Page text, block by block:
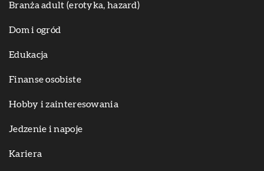
Branża adult (erotyka, hazard)
Dom i ogród
Edukacja
Finanse osobiste
Hobby i zainteresowania
Jedzenie i napoje
Kariera